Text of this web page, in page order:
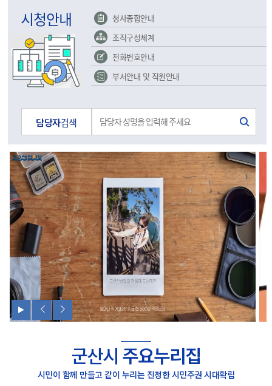
시청안내
청사종합안내
조직구성체계
전화번호안내
부서안내 및 직원안내
담당자검색
군산시 주요누리집
시민이 함께 만들고 같이 누리는 진정한 시민주권 시대확립